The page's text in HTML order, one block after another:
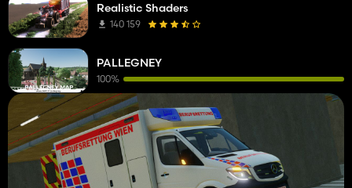
Realistic Shaders
140 159
PALLEGNEY
100%